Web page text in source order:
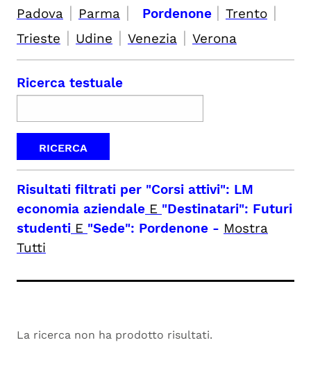
Padova | Parma | Pordenone | Trento |
Trieste | Udine | Venezia | Verona
Ricerca testuale
Risultati filtrati per "Corsi attivi": LM
economia aziendale E "Destinatari": Futuri
studenti E "Sede": Pordenone - Mostra
Tutti
La ricerca non ha prodotto risultati.